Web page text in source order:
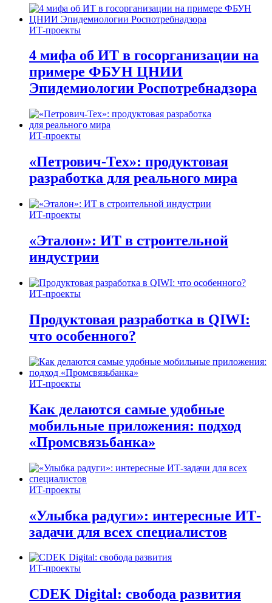
ИТ-проекты
4 мифа об ИТ в госорганизации на
примере ФБУН ЦНИИ
Эпидемиологии Роспотребнадзора
ИТ-проекты
«Петрович-Тех»: продуктовая
разработка для реального мира
ИТ-проекты
«Эталон»: ИТ в строительной
индустрии
ИТ-проекты
Продуктовая разработка в QIWI:
что особенного?
ИТ-проекты
Как делаются самые удобные
мобильные приложения: подход
«Промсвязьбанка»
ИТ-проекты
«Улыбка радуги»: интересные ИТ-
задачи для всех специалистов
ИТ-проекты
CDEK Digital: свобода развития